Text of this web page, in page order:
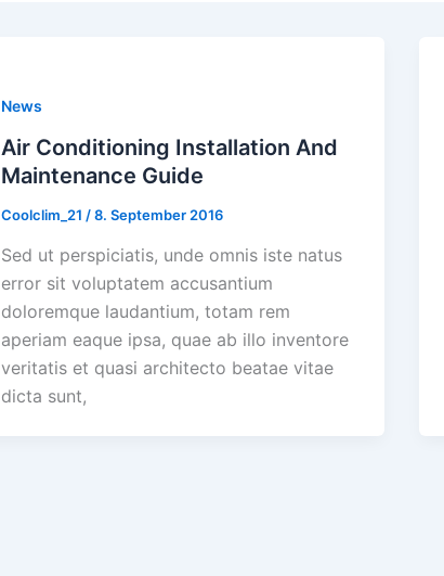
News
Air Conditioning Installation And
Maintenance Guide
Coolclim_21 /8. September 2016
Sed ut perspiciatis, unde omnis iste natus
error sit voluptatem accusantium
doloremque laudantium, totam rem
aperiam eaque ipsa, quae ab illo inventore
veritatis et quasi architecto beatae vitae
dicta sunt,